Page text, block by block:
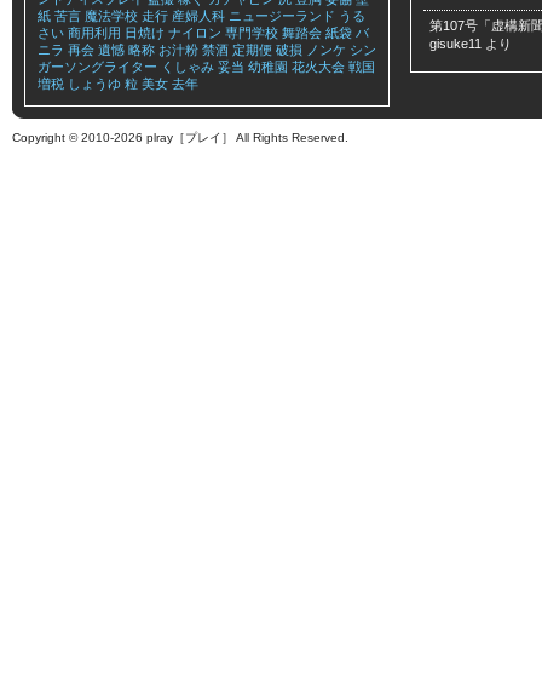
紙 苦言 魔法学校 走行 産婦人科 ニュージーランド うる
さい 商用利用 日焼け ナイロン 専門学校 舞踏会 紙袋 バ
ニラ 再会 遺憾 略称 お汁粉 禁酒 定期便 破損 ノンケ シン
ガーソングライター くしゃみ 妥当 幼稚園 花火大会 戦国
増税 しょうゆ 粒 美女 去年
第107号「虚構新
gisuke11 より
Copyright © 2010-2026 plray［プレイ］ All Rights Reserved.